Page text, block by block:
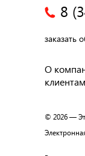
8
заказать
О
клиентам
© 2026 —